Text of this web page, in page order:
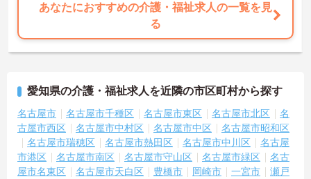
あなたにおすすめの介護・福祉求人の一覧を見
る
愛知県の介護・福祉求人を近隣の市区町村から探す
名古屋市 名古屋市千種区 名古屋市東区 名古屋市北区
名
古屋市西区
名古屋市中村区 名古屋市中区
名古屋市昭和区
名古屋市瑞穂区
名古屋市熱田区 名古屋市中川区
名古屋
市港区
名古屋市南区 名古屋市守山区 名古屋市緑区
名古
屋市名東区
名古屋市天白区 豊橋市 岡崎市 一宮市
瀬戸